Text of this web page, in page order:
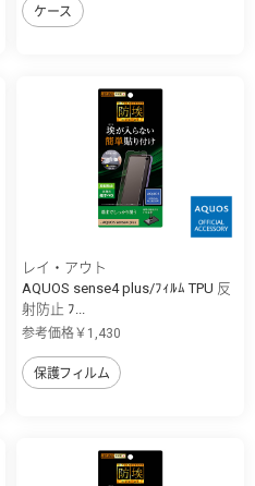
ケース
レイ・アウト
AQUOS sense4 plus/ﾌｨﾙﾑ TPU 反
射防止 ﾌ...
参考価格￥1,430
保護フィルム